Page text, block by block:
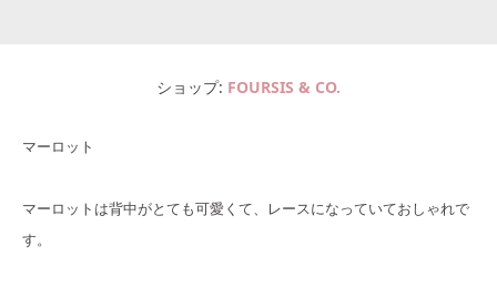
ショップ FOURSIS & CO.
マーロット
マーロットは背中がとても可愛くて、レースになっていておしゃれで
す。